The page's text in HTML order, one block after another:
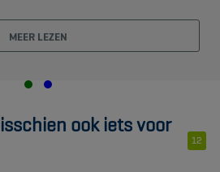
MEER LEZEN
ook iets voor
12